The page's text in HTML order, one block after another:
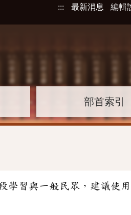
::: 最新消息 編輯
部首索引
學習與一般民眾，建議使